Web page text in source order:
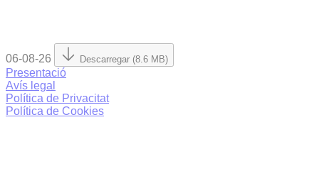
06-08-26 Descarregar (8.6 MB)
Presentació
Avís legal
Política de Privacitat
Política de Cookies